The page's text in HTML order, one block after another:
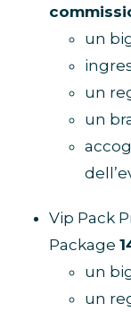
un
un
un
Vip Pack
Package
un
un